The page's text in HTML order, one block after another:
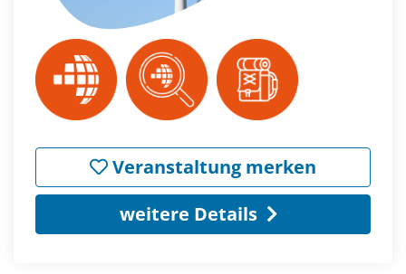
Veranstaltung merken
weitere Details